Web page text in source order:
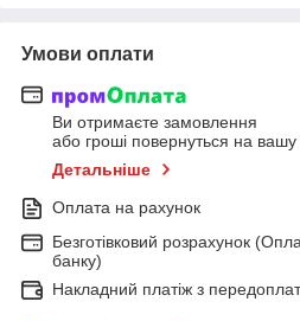
Умови оплати
Ви отримаєте замовлення
або гроші повернуться на вашу
Детальніше
Оплата на рахунок
Безготівковий розрахунок
банку)
Накладний платіж з